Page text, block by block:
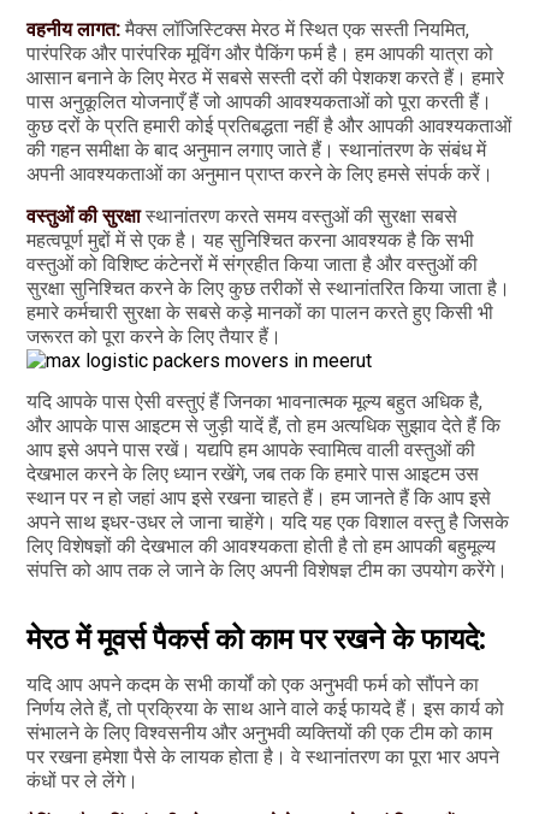
वहनीय लागत: मैक्स लॉजिस्टिक्स मेरठ में स्थित एक सस्ती नियमित,
पारंपरिक और पारंपरिक मूविंग और पैकिंग फर्म है। हम आपकी यात्रा को
आसान बनाने के लिए मेरठ में सबसे सस्ती दरों की पेशकश करते हैं। हमारे
पास अनुकूलित योजनाएँ हैं जो आपकी आवश्यकताओं को पूरा करती हैं।
कुछ दरों के प्रति हमारी कोई प्रतिबद्धता नहीं है और आपकी आवश्यकताओं
की गहन समीक्षा के बाद अनुमान लगाए जाते हैं। स्थानांतरण के संबंध में
अपनी आवश्यकताओं का अनुमान प्राप्त करने के लिए हमसे संपर्क करें।
वस्तुओं की सुरक्षास्थानांतरण करते समय वस्तुओं की सुरक्षा सबसे
महत्वपूर्ण मुद्दों में से एक है। यह सुनिश्चित करना आवश्यक है कि सभी
वस्तुओं को विशिष्ट कंटेनरों में संग्रहीत किया जाता है और वस्तुओं की
सुरक्षा सुनिश्चित करने के लिए कुछ तरीकों से स्थानांतरित किया जाता है।
हमारे कर्मचारी सुरक्षा के सबसे कड़े मानकों का पालन करते हुए किसी भी
जरूरत को पूरा करने के लिए तैयार हैं।
यदि आपके पास ऐसी वस्तुएं हैं जिनका भावनात्मक मूल्य बहुत अधिक है,
और आपके पास आइटम से जुड़ी यादें हैं, तो हम अत्यधिक सुझाव देते हैं कि
आप इसे अपने पास रखें। यद्यपि हम आपके स्वामित्व वाली वस्तुओं की
देखभाल करने के लिए ध्यान रखेंगे, जब तक कि हमारे पास आइटम उस
स्थान पर न हो जहां आप इसे रखना चाहते हैं। हम जानते हैं कि आप इसे
अपने साथ इधर-उधर ले जाना चाहेंगे। यदि यह एक विशाल वस्तु है जिसके
लिए विशेषज्ञों की देखभाल की आवश्यकता होती है तो हम आपकी बहुमूल्य
संपत्ति को आप तक ले जाने के लिए अपनी विशेषज्ञ टीम का उपयोग करेंगे।
मेरठ में मूवर्स पैकर्स को काम पर रखने के फायदे:
यदि आप अपने कदम के सभी कार्यों को एक अनुभवी फर्म को सौंपने का
निर्णय लेते हैं, तो प्रक्रिया के साथ आने वाले कई फायदे हैं। इस कार्य को
संभालने के लिए विश्वसनीय और अनुभवी व्यक्तियों की एक टीम को काम
पर रखना हमेशा पैसे के लायक होता है। वे स्थानांतरण का पूरा भार अपने
कंधों पर ले लेंगे।